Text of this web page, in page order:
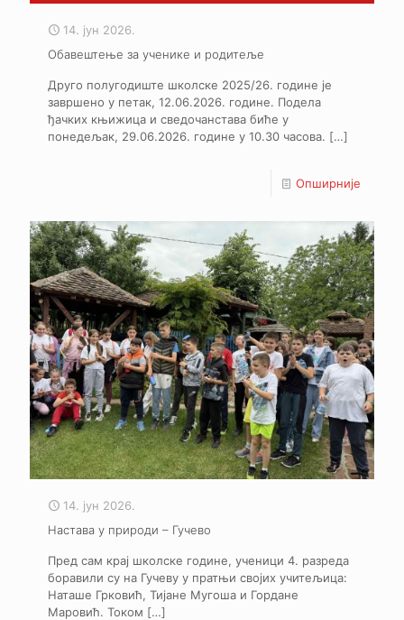
14. јун 2026.
Обавештење за ученике и родитеље
Друго полугодиште школске 2025/26. године је
завршено у петак, 12.06.2026. године. Подела
ђачких књижица и сведочанстава биће у
понедељак, 29.06.2026. године у 10.30 часова. […]
Опширније
14. јун 2026.
Настава у природи – Гучево
Пред сам крај школске године, ученици 4. разреда
боравили су на Гучеву у пратњи својих учитељица:
Наташе Грковић, Тијане Мугоша и Гордане
Маровић. Током […]